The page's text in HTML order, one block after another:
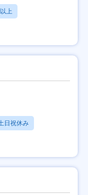
上
日祝休み